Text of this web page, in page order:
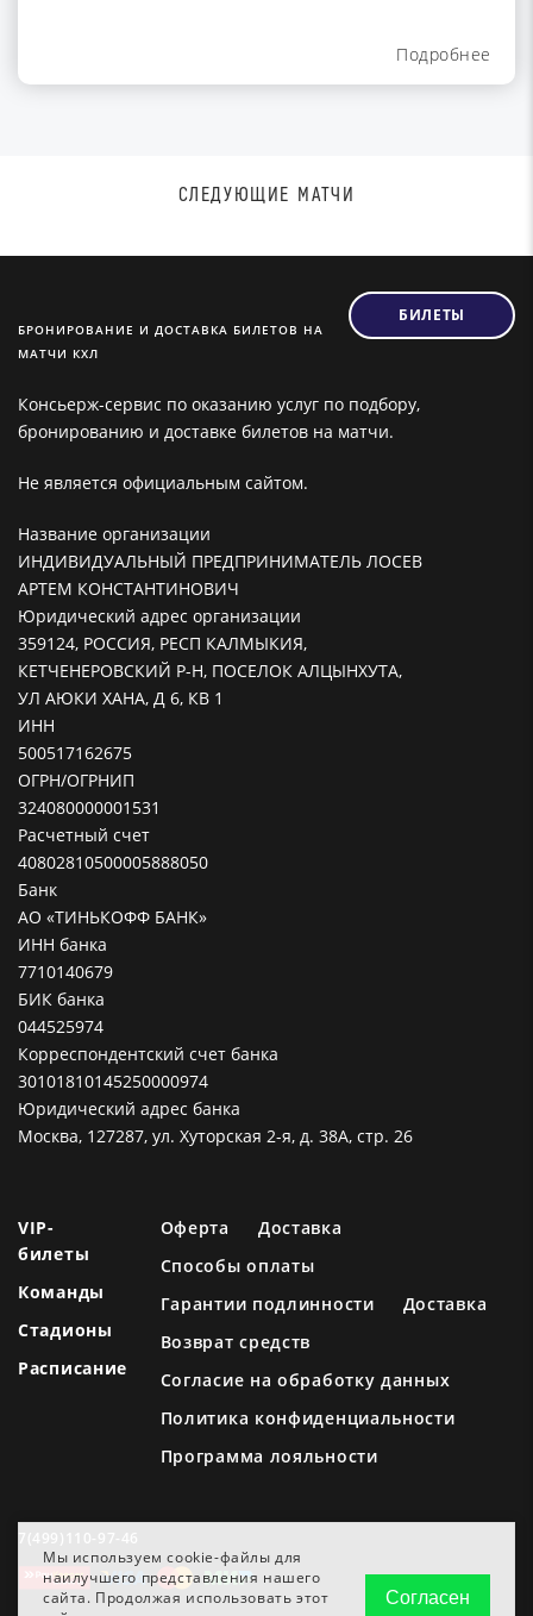
Мы используем cookie-файлы для
наилучшего представления нашего
сайта. Продолжая использовать этот
Согласен
Подробнее
СЛЕДУЮЩИЕ МАТЧИ
БРОНИРОВАНИЕ И ДОСТАВКА БИЛЕТОВ НА
МАТЧИ КХЛ
БИЛЕТЫ
Консьерж-сервис по оказанию услуг по подбору,
бронированию и доставке билетов на матчи.
Не является официальным сайтом.
Название организации
ИНДИВИДУАЛЬНЫЙ ПРЕДПРИНИМАТЕЛЬ ЛОСЕВ
АРТЕМ КОНСТАНТИНОВИЧ
Юридический адрес организации
359124, РОССИЯ, РЕСП КАЛМЫКИЯ,
КЕТЧЕНЕРОВСКИЙ Р-Н, ПОСЕЛОК АЛЦЫНХУТА,
УЛ АЮКИ ХАНА, Д 6, КВ 1
ИНН
500517162675
ОГРН/ОГРНИП
324080000001531
Расчетный счет
40802810500005888050
Банк
АО «ТИНЬКОФФ БАНК»
ИНН банка
7710140679
БИК банка
044525974
Корреспондентский счет банка
30101810145250000974
Юридический адрес банка
Москва, 127287, ул. Хуторская 2-я, д. 38А, стр. 26
VIP-
билеты
Команды
Стадионы
Расписание
Оферта
Доставка
Способы оплаты
Гарантии подлинности
Доставка
Возврат средств
Согласие на обработку данных
Политика конфиденциальности
Программа лояльности